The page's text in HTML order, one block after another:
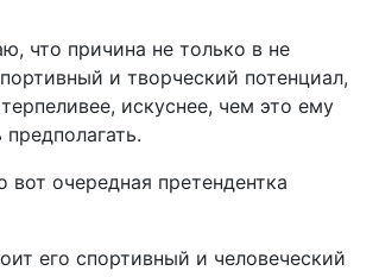
что причина не только в не
и творческий потенциал,
искуснее, чем это ему
очередная претендентка
его спортивный и человеческий